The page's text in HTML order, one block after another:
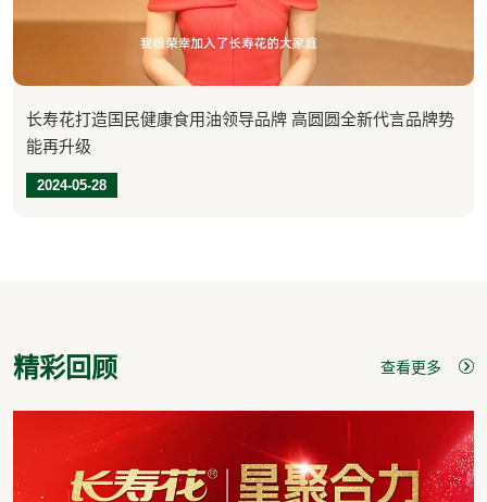
长寿花打造国民健康食用油领导品牌 高圆圆全新代言品牌势
能再升级
2024-05-28
精彩回顾 查看更多